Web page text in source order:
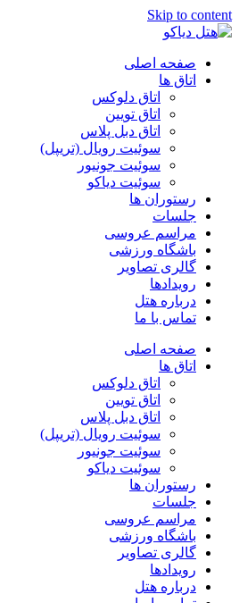
Skip to content
صفحه اصلی
اتاق ها
اتاق دلوکس
اتاق تویین
اتاق دبل پلاس
سوئیت رویال (تریپل)
سوئیت جونیور
سوئیت دیاکو
رستوران ها
جلسات
مراسم عروسی
باشگاه ورزشی
گالری تصاویر
رویدادها
درباره هتل
تماس با ما
صفحه اصلی
اتاق ها
اتاق دلوکس
اتاق تویین
اتاق دبل پلاس
سوئیت رویال (تریپل)
سوئیت جونیور
سوئیت دیاکو
رستوران ها
جلسات
مراسم عروسی
باشگاه ورزشی
گالری تصاویر
رویدادها
درباره هتل